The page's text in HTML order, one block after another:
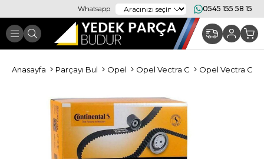
Whatsapp 0545 155 58 15
Anasayfa Parçayı Bul Opel Opel Vectra C Opel Vectra C